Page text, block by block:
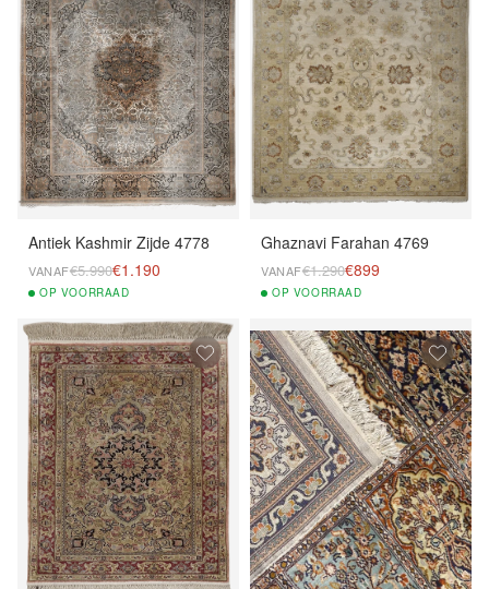
Antiek Kashmir Zijde 4778
VANAF€5.990€1.190
OP VOORRAAD
Ghaznavi Farahan 4769
VANAF€1.290€899
OP VOORRAAD